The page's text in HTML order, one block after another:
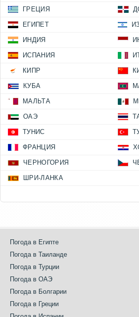
ГРЕЦИЯ
ЕГИПЕТ
ИНДИЯ
ИСПАНИЯ
КИПР
КУБА
МАЛЬТА
ОАЭ
ТУНИС
ФРАНЦИЯ
ЧЕРНОГОРИЯ
ШРИ-ЛАНКА
Погода в Египте
Погода в Таиланде
Погода в Турции
Погода в ОАЭ
Погода в Болгарии
Погода в Греции